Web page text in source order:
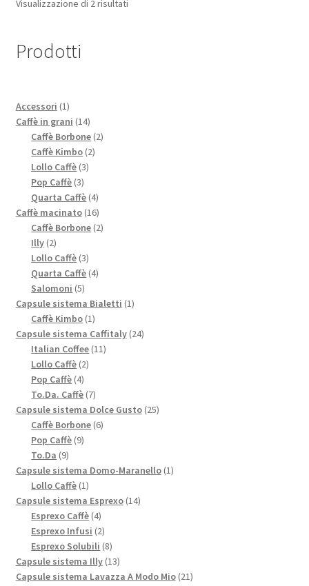
Visualizzazione di 2 risultati
Prodotti
Accessori 11
prodotto
Caffè in grani 1414
prodotti
Caffè Borbone 22
Caffè Kimbo 22
Lollo Caffè 33
Pop Caffè 33
prodotti
Quarta Caffè 44
prodotti
Caffè macinato 1616
prodotti
Caffè Borbone 22
Illy 22
prodotti
Lollo Caffè 33
prodotti
Quarta Caffè 44
Salomoni 55
prodotti
Capsule sistema Bialetti 11
Caffè Kimbo 11
prodotto
Capsule sistema Caffitaly 2424
Italian Coffee 1111
Lollo Caffè 22
Pop Caffè 44
prodotti
To.Da. Caffè 77
prodotti
Capsule sistema Dolce Gusto 2525
Caffè Borbone 66
Pop Caffè 99
To.Da 99
prodotti
Capsule sistema Domo-Maranello 11
Lollo Caffè 11
prodotto
Capsule sistema Esprexo 1414
Esprexo Caffè 44
prodotti
Esprexo Infusi 22
prodotti
Esprexo Solubili 88
prodotti
Capsule sistema Illy 1313
prodotti
Capsule sistema Lavazza A Modo Mio 2121